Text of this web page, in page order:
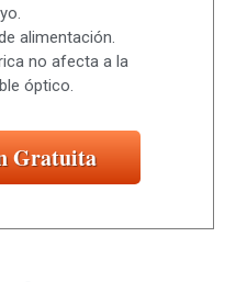
alimentación.
no afecta a la
óptico.
Gratuita